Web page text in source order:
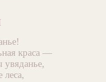
краса —
леса,